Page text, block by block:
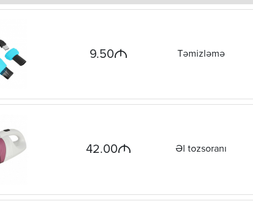
9.50M Təmizləmə
42.00M Əl tozsoranı